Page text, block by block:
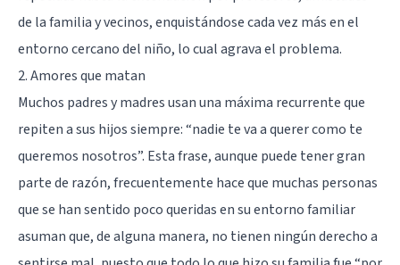
de la familia y vecinos, enquistándose cada vez más en el
entorno cercano del niño, lo cual agrava el problema.
2. Amores que matan
Muchos padres y madres usan una máxima recurrente que
repiten a sus hijos siempre: “nadie te va a querer como te
queremos nosotros”. Esta frase, aunque puede tener gran
parte de razón, frecuentemente hace que muchas personas
que se han sentido poco queridas en su entorno familiar
asuman que, de alguna manera, no tienen ningún derecho a